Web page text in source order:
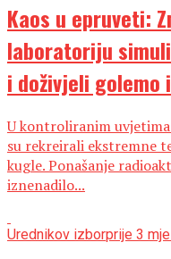
Kaos u epruveti:
laboratoriju
i doživjeli golemo
U kontroliranim
su rekreirali ekstremne
kugle. Ponašanje
iznenadilo...
Urednikov izborprije 3